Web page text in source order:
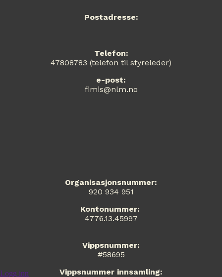
Postadresse:
Telefon:
47808783 (telefon til styreleder)
e-post:
fimis@nlm.no
Organisasjonsnummer:
920 934 951
Kontonummer:
4776.13.45997
Vippsnummer:
#58695
Vippsnummer innsamling:
Logg inn